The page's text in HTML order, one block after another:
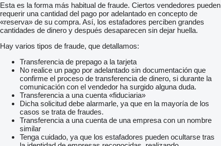
Esta es la forma más habitual de fraude. Ciertos vendedores pueden
requerir una cantidad del pago por adelantado en concepto de
«reserva» de su compra. Así, los estafadores perciben grandes
cantidades de dinero y después desaparecen sin dejar huella.
Hay varios tipos de fraude, que detallamos:
Transferencia de prepago a la tarjeta
No realice un pago por adelantado sin documentación que
confirme el proceso de transferencia de dinero, si durante la
comunicación con el vendedor ha surgido alguna duda.
Transferencia a una cuenta «fiduciaria»
Dicha solicitud debe alarmarle, ya que en la mayoría de los
casos se trata de fraudes.
Transferencia a una cuenta de una empresa con un nombre
similar
Tenga cuidado, ya que los estafadores pueden ocultarse tras